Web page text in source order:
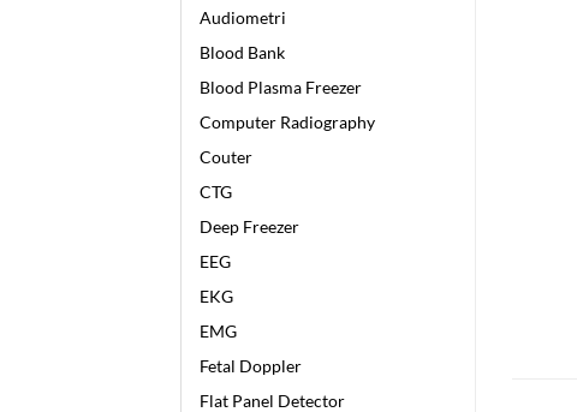
Audiometri
Blood Bank
Blood Plasma Freezer
Computer Radiography
Couter
CTG
Deep Freezer
EEG
EKG
EMG
Fetal Doppler
Flat Panel Detector